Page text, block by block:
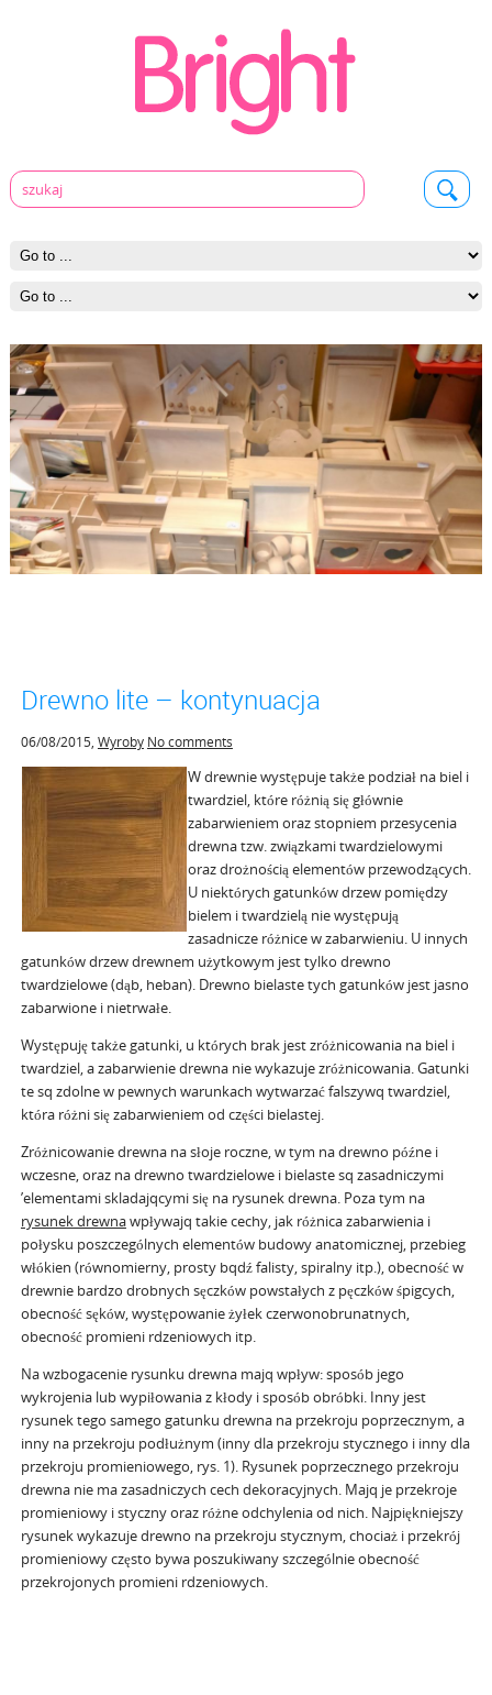
Drewno lite – kontynuacja
06/08/2015, Wyroby No comments
W drewnie występuje także podział na biel i
twardziel, które różnią się głównie
zabarwieniem oraz stopniem przesycenia
drewna tzw. związkami twardzielowymi
oraz drożnością elementów przewodzących.
U niektórych gatunków drzew pomiędzy
bielem i twardzielą nie występują
zasadnicze różnice w zabarwieniu. U innych
gatunków drzew drewnem użytkowym jest tylko drewno
twardzielowe (dąb, heban). Drewno bielaste tych gatunków jest jasno
zabarwione i nietrwałe.
Występuję także gatunki, u których brak jest zróżnicowania na biel i
twardziel, a zabarwienie drewna nie wykazuje zróżnicowania. Gatunki
te sq zdolne w pewnych warunkach wytwarzać falszywq twardziel,
która różni się zabarwieniem od części bielastej.
Zróżnicowanie drewna na słoje roczne, w tym na drewno późne i
wczesne, oraz na drewno twardzielowe i bielaste sq zasadniczymi
’elementami skladajqcymi się na rysunek drewna. Poza tym na
rysunek drewnawpływajq takie cechy, jak różnica zabarwienia i
połysku poszczególnych elementów budowy anatomicznej, przebieg
włókien (równomierny, prosty bqdź falisty, spiralny itp.), obecność w
drewnie bardzo drobnych sęczków powstałych z pęczków śpigcych,
obecność sęków, występowanie żyłek czerwonobrunatnych,
obecność promieni rdzeniowych itp.
Na wzbogacenie rysunku drewna majq wpływ: sposób jego
wykrojenia lub wypiłowania z kłody i sposób obróbki. Inny jest
rysunek tego samego gatunku drewna na przekroju poprzecznym, a
inny na przekroju podłużnym (inny dla przekroju stycznego i inny dla
przekroju promieniowego, rys. 1). Rysunek poprzecznego przekroju
drewna nie ma zasadniczych cech dekoracyjnych. Majq je przekroje
promieniowy i styczny oraz różne odchylenia od nich. Najpiękniejszy
rysunek wykazuje drewno na przekroju stycznym, chociaż i przekrój
promieniowy często bywa poszukiwany szczególnie obecność
przekrojonych promieni rdzeniowych.